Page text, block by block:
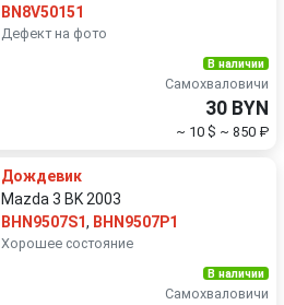
BN8V50151
Дефект на фото
В наличии
Самохваловичи
30 BYN
~ 10 $ ~ 850 ₽
Дождевик
Mazda 3 BK 2003
BHN9507S1, BHN9507P1
Хорошее состояние
В наличии
Самохваловичи